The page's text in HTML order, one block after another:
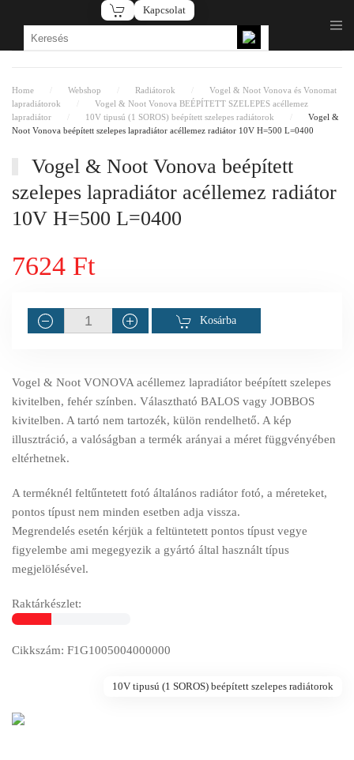
Fő tartalom átugrása
Kapcsolat
Home Webshop Radiátorok
Vogel & Noot Vonova és Vonomat
lapradiátorok
Vogel & Noot Vonova BEÉPÍTETT SZELEPES acéllemez
lapradiátor
10V tipusú (1 SOROS) beépített szelepes radiátorok
Vogel &
Noot Vonova beépített szelepes lapradiátor acéllemez radiátor 10V H=500 L=0400
Vogel & Noot Vonova beépített
szelepes lapradiátor acéllemez radiátor
10V H=500 L=0400
7624 Ft
Kosárba
Vogel & Noot VONOVA acéllemez lapradiátor beépített szelepes
kivitelben, fehér színben. Választható BALOS vagy JOBBOS
kivitelben. A tartó nem tartozék, külön rendelhető. A kép
illusztráció, a valóságban a termék arányai a méret függvényében
eltérhetnek.
A terméknél feltűntetett fotó általános radiátor fotó, a méreteket,
pontos típust nem minden esetben adja vissza.
Megrendelés esetén kérjük a feltüntetett pontos típust vegye
figyelembe ami megegyezik a gyártó által használt típus
megjelölésével.
Raktárkészlet:
Cikkszám: F1G1005004000000
10V tipusú (1 SOROS) beépített szelepes radiátorok